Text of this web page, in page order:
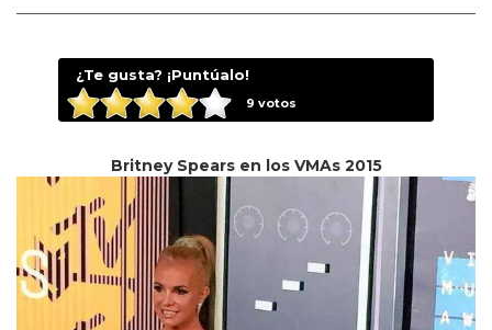
¿Te gusta? ¡Puntúalo!
9 votos
Britney Spears en los VMAs 2015